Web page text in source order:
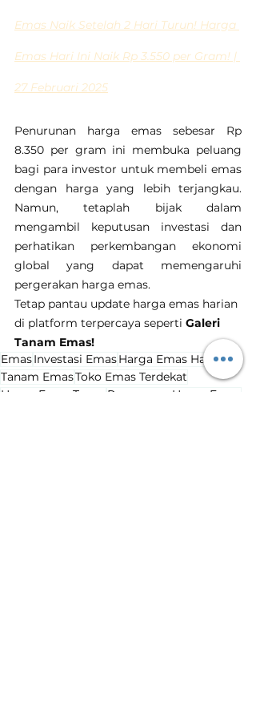
Emas Naik Setelah 2 Hari Turun! Harga
Emas Hari Ini Naik Rp 3.550 per Gram! |
27 Februari 2025
Penurunan harga emas sebesar Rp
8.350 per gram ini membuka peluang
bagi para investor untuk membeli emas
dengan harga yang lebih terjangkau.
Namun, tetaplah bijak dalam
mengambil keputusan investasi dan
perhatikan perkembangan ekonomi
global yang dapat memengaruhi
pergerakan harga emas.
Tetap pantau update harga emas harian
di platform terpercaya seperti Galeri
Tanam Emas!
EmasInvestasi EmasHarga Emas Hari Ini
Tanam EmasToko Emas Terdekat
Harga Emas Turun
Penurunan Harga Emas